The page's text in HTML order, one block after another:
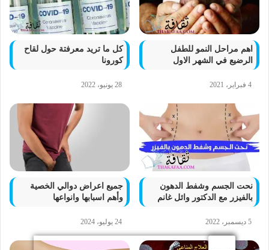
اهم مراحل النمو للطفل
الرضيع في الشهر الاول
4 فبراير، 2021
كل ما تريد معرفتة حول لقاح
كورونا
28 يونيو، 2022
نحت الجسم وشفط الدهون
بالفيزر مع الدكتور وائل غانم
5 ديسمبر، 2022
جميع اعراض دوالي الخصية
وأهم اسبابها وانواعها
24 يوليو، 2024